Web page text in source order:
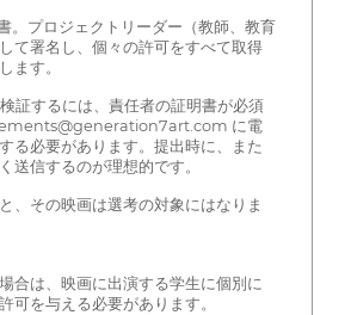
。プロジェクトリーダー（教師、教育
て署名し、個々の許可をすべて取得
ます。
証するには、責任者の証明書が必須
に電
る必要があります。提出時に、また
送信するのが理想的です。
、その映画は選考の対象にはなりま
合は、映画に出演する学生に個別に
可を与える必要があります。